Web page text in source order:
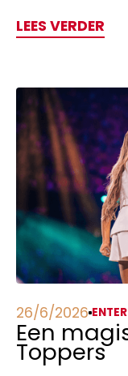
LEES VERDER
Een
Toppers
26/6/2026